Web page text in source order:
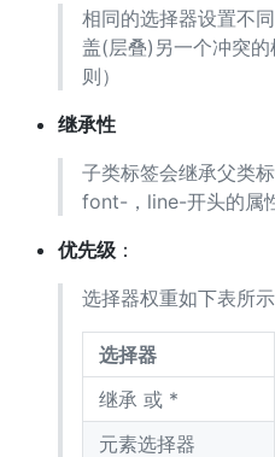
相同的选择器设置不
盖(层叠)另一个冲突
则）
继承性
子类标签会继承父类
font-，line-开头的属
优先级 ：
选择器权重如下表所示
选择器
继承 或 *
元素选择器